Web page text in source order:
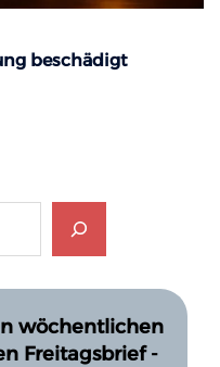
beschädigt
wöchentlichen
Freitagsbrief -